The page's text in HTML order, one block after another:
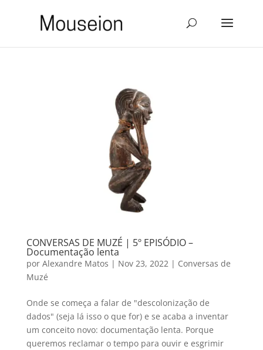
CONVERSAS DE MUZÉ | 5º EPISÓDIO –
Documentação lenta
por Alexandre Matos | Nov 23, 2022| Conversas de
Muzé
Onde se começa a falar de "descolonização de
dados" (seja lá isso o que for) e se acaba a inventar
um conceito novo: documentação lenta. Porque
queremos reclamar o tempo para ouvir e esgrimir